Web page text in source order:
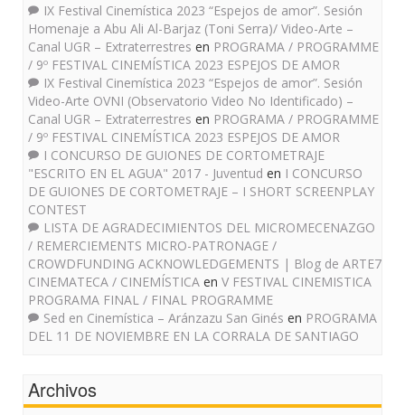
IX Festival Cinemística 2023 “Espejos de amor”. Sesión
Homenaje a Abu Ali Al-Barjaz (Toni Serra)/ Video-Arte –
Canal UGR – Extraterrestres en PROGRAMA / PROGRAMME
/ 9º FESTIVAL CINEMÍSTICA 2023 ESPEJOS DE AMOR
IX Festival Cinemística 2023 “Espejos de amor”. Sesión
Video-Arte OVNI (Observatorio Video No Identificado) –
Canal UGR – Extraterrestres en PROGRAMA / PROGRAMME
/ 9º FESTIVAL CINEMÍSTICA 2023 ESPEJOS DE AMOR
I CONCURSO DE GUIONES DE CORTOMETRAJE
"ESCRITO EN EL AGUA" 2017 - Juventud en I CONCURSO
DE GUIONES DE CORTOMETRAJE – I SHORT SCREENPLAY
CONTEST
LISTA DE AGRADECIMIENTOS DEL MICROMECENAZGO
/ REMERCIEMENTS MICRO-PATRONAGE /
CROWDFUNDING ACKNOWLEDGEMENTS | Blog de ARTE7
CINEMATECA / CINEMÍSTICA en V FESTIVAL CINEMISTICA
PROGRAMA FINAL / FINAL PROGRAMME
Sed en Cinemística – Aránzazu San Ginés en PROGRAMA
DEL 11 DE NOVIEMBRE EN LA CORRALA DE SANTIAGO
Archivos